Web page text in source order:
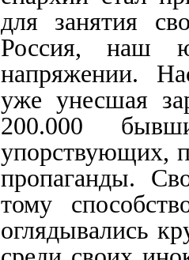
для занятия
Россия, наш
напряжении.
уже унесшая
200.000
упорствующих,
пропаганды.
тому
оглядывались